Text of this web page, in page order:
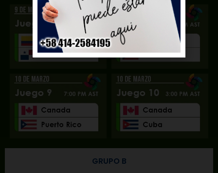
GRUPO B